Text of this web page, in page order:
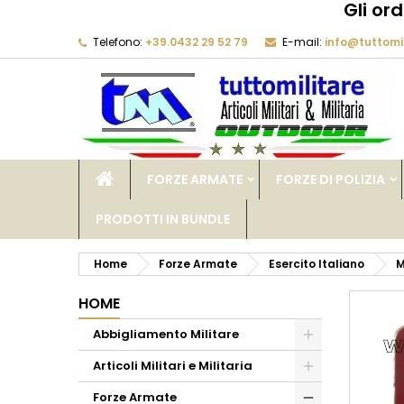
Gli
Telefono: +39.0432 29 52 79 E-mail:
FORZE ARMATE FORZE DI POLIZIA
PRODOTTI IN BUNDLE
Home Forze Armate Esercito Italiano
HOME
Abbigliamento Militare
Articoli Militari e Militaria
Forze Armate